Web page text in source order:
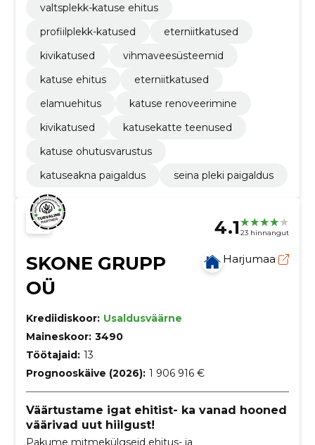
valtsplekk-katuse ehitus
profiilplekk-katused
eterniitkatused
kivikatused
vihmaveesüsteemid
katuse ehitus
eterniitkatused
elamuehitus
katuse renoveerimine
kivikatused
katusekatte teenused
katuse ohutusvarustus
katuseakna paigaldus
seina pleki paigaldus
4.1 23 hinnangut
SKONE GRUPP
OÜ
Harjumaa
Krediidiskoor: Usaldusväärne
Maineskoor: 3490
Töötajaid: 13
Prognooskäive (2026): 1 906 916 €
Väärtustame igat ehitist- ka vanad hooned
väärivad uut hiilgust!
Pakume mitmekülgseid ehitus- ja